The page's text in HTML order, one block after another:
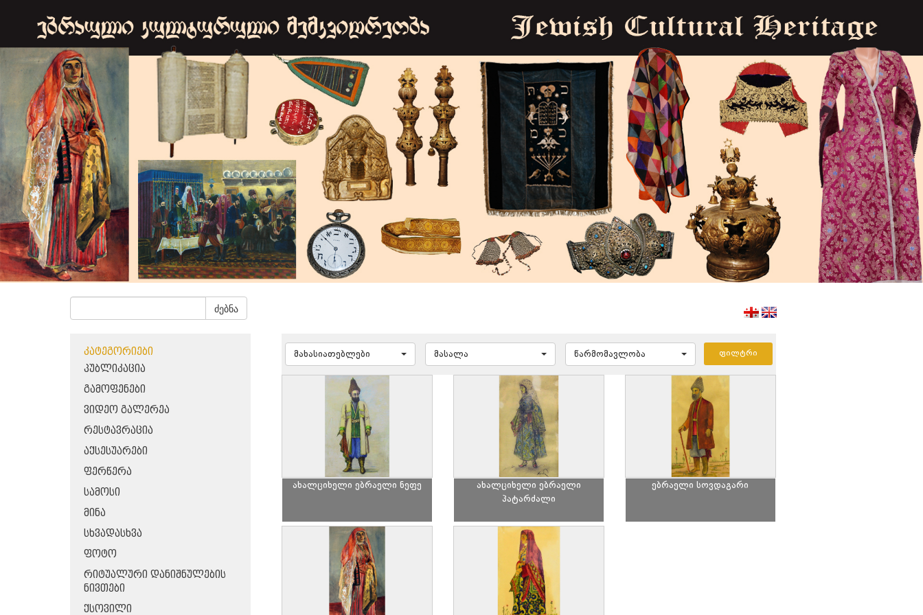
ძებნა
ᲙᲐᲢᲔᲒᲝᲠᲘᲔᲑᲘ
ᲞᲣᲑᲚᲘᲙᲐᲪᲘᲐ
ᲒᲐᲛᲝᲤᲔᲜᲔᲑᲘ
ᲕᲘᲓᲔᲝ ᲒᲐᲚᲔᲠᲔᲐ
ᲠᲔᲡᲢᲐᲕᲠᲐᲪᲘᲐ
ᲐᲥᲡᲔᲡᲣᲐᲠᲔᲑᲘ
ᲤᲔᲠᲬᲔᲠᲐ
ᲡᲐᲛᲝᲡᲘ
ᲛᲘᲜᲐ
ᲡᲮᲕᲐᲓᲐᲡᲮᲕᲐ
ᲤᲝᲢᲝ
ᲠᲘᲢᲣᲐᲚᲣᲠᲘ ᲓᲐᲜᲘᲨᲜᲣᲚᲔᲑᲘᲡ
ᲜᲘᲕᲗᲔᲑᲘ
ᲥᲡᲝᲕᲘᲚᲘ
მახასიათებლები მასალა წარმომავლობა
ახალციხელი ებრაელი ნეფე
ახალციხელი ებრაელი
პატარძალი
ებრაელი სოვდაგარი